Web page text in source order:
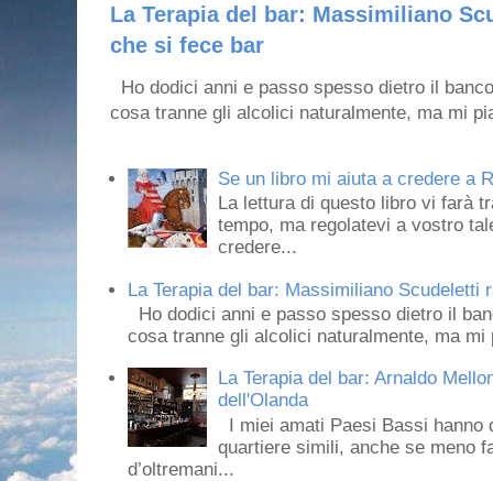
La Terapia del bar: Massimiliano
che si fece bar
Ho dodici anni e passo spesso dietro il
cosa tranne gli alcolici naturalmente, ma mi
Se un libro mi aiuta a credere a
La lettura di questo libro vi farà
tempo, ma regolatevi a vostro
credere...
La Terapia del bar: Massimiliano
Ho dodici anni e passo spesso dietro il
cosa tranne gli alcolici naturalmente, ma mi
La Terapia del bar: Arnaldo
dell'Olanda
I miei amati Paesi Bassi
quartiere simili, anche se meno
d’oltremani...